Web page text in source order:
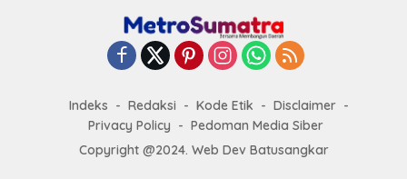
Indeks Redaksi Kode Etik
Disclaimer
Privacy Policy
Pedoman Media Siber
Copyright @2024. Web Dev Batusangkar